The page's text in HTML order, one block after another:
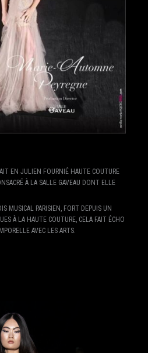
EN JULIEN FOURNIÉ HAUTE COUTURE
À LA SALLE GAVEAU DONT ELLE
MUSICAL PARISIEN, FORT DEPUIS UN
À LA HAUTE COUTURE, CELA FAIT ÉCHO
AVEC LES ARTS.